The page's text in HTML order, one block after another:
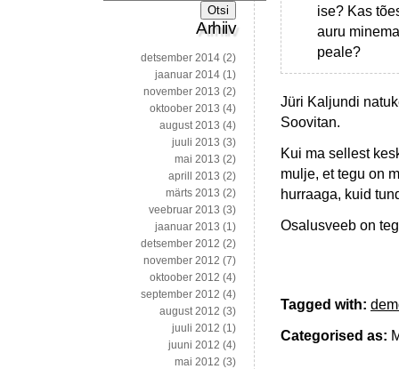
ise? Kas
auru
peale?
Jüri Kaljundi
Soovitan.
Kui ma sellest
mulje, et tegu on
hurraaga, kuid
Osalusveeb on
Tagged with:
Categorised as:
Arhiiv
detsember 2014 (2)
jaanuar 2014 (1)
november 2013 (2)
oktoober 2013 (4)
august 2013 (4)
juuli 2013 (3)
mai 2013 (2)
aprill 2013 (2)
märts 2013 (2)
veebruar 2013 (3)
jaanuar 2013 (1)
detsember 2012 (2)
november 2012 (7)
oktoober 2012 (4)
september 2012 (4)
august 2012 (3)
juuli 2012 (1)
juuni 2012 (4)
mai 2012 (3)